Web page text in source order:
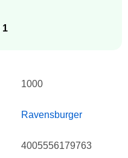
1
1000
Ravensburger
4005556179763